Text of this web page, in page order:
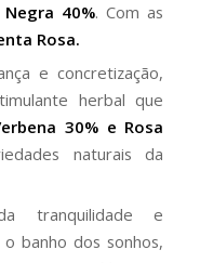
40%. Com as
Rosa.
e concretização,
herbal que
30% e Rosa
naturais da
e
banho dos sonhos,